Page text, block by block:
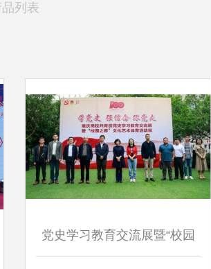
品列表
党史学习教育交流展暨“校园